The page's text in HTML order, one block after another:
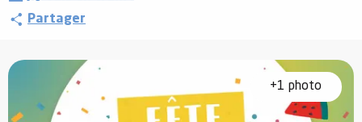
Partager
+1 photo